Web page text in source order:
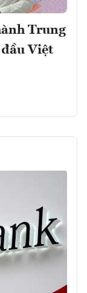
Trung
đầu Việt